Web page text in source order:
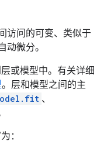
访问的可变、类似于
动微分。
或模型中。有关详细
。层和模型之间的主
、
：